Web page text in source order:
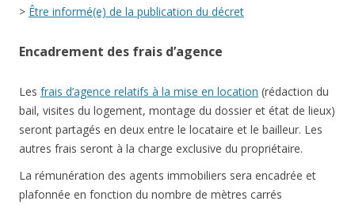
> Être informé(e) de la publication du décret
Encadrement des frais d’agence
Les frais d’agence relatifs à la mise en location (rédaction du
bail, visites du logement, montage du dossier et état de lieux)
seront partagés en deux entre le locataire et le bailleur. Les
autres frais seront à la charge exclusive du propriétaire.
La rémunération des agents immobiliers sera encadrée et
plafonnée en fonction du nombre de mètres carrés